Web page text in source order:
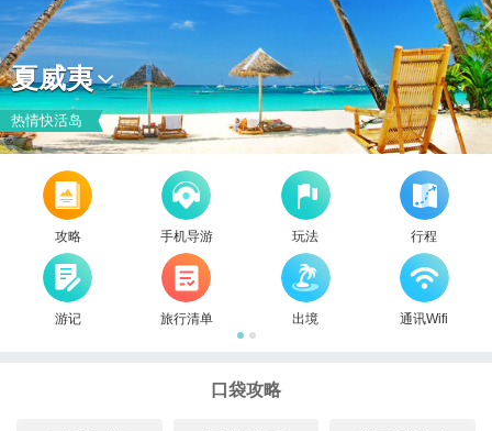
夏威夷
热情快活岛
攻略 手机导游 玩法 行程
游记 旅行清单 出境 通讯Wifi
口袋攻略